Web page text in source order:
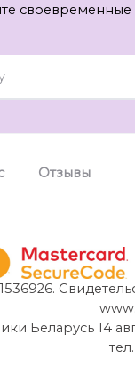
Отзывы
Беларусь 14